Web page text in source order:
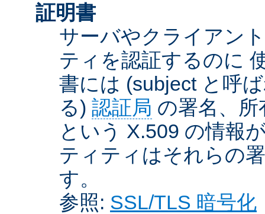
証明書
サーバやクライアン
ティを認証するのに
書には (subject と呼
る) 認証局 の署名、
という X.509 の情報
ティティはそれらの
す。
参照: SSL/TLS 暗号化